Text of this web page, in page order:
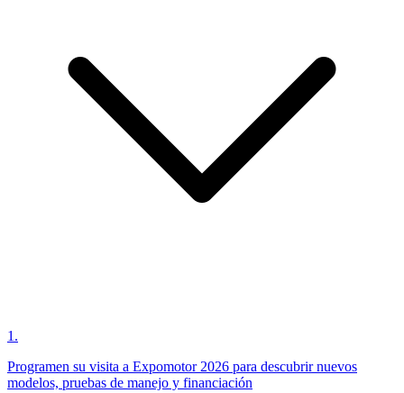
1 .
Programen su visita a Expomotor 2026 para descubrir nuevos
modelos, pruebas de manejo y financiación